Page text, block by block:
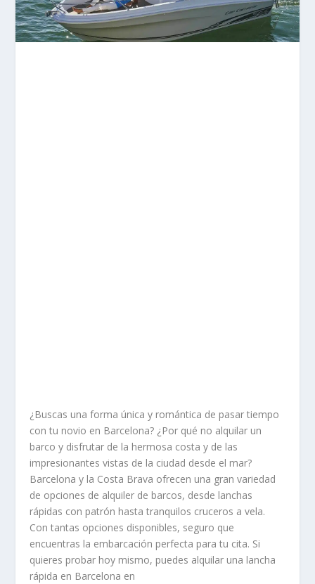
¿Buscas una forma única y romántica de pasar tiempo
con tu novio en Barcelona? ¿Por qué no alquilar un
barco y disfrutar de la hermosa costa y de las
impresionantes vistas de la ciudad desde el mar?
Barcelona y la Costa Brava ofrecen una gran variedad
de opciones de alquiler de barcos, desde lanchas
rápidas con patrón hasta tranquilos cruceros a vela.
Con tantas opciones disponibles, seguro que
encuentras la embarcación perfecta para tu cita. Si
quieres probar hoy mismo, puedes alquilar una lancha
rápida en Barcelona en